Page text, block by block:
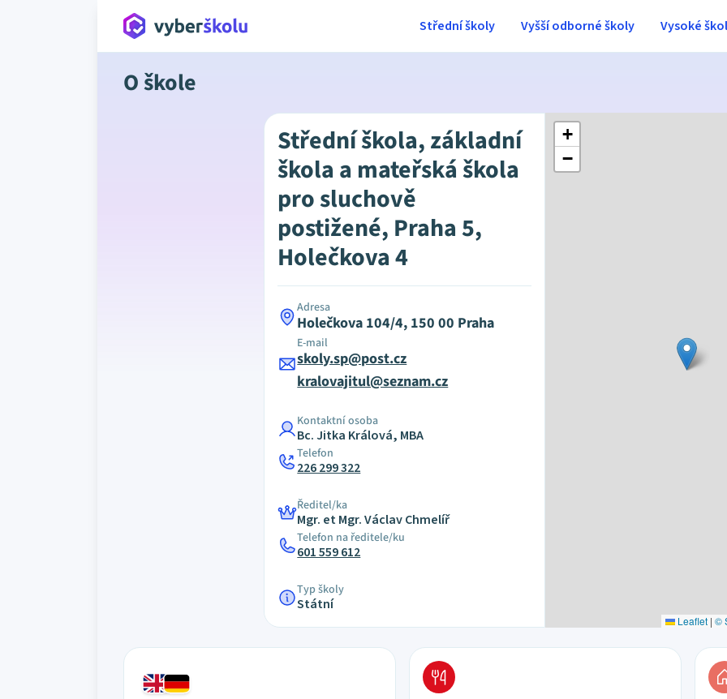
Střední školy Vyšší odborné školy Vysoké
O škole
Střední škola, základní
škola a mateřská škola
pro sluchově
postižené, Praha 5,
Holečkova 4
Adresa
Holečkova 104/4, 150 00 Praha
E-mail
skoly.sp@post.cz
kralovajitul@seznam.cz
Kontaktní osoba
Bc. Jitka Králová, MBA
Telefon
226 299 322
Ředitel/ka
Mgr. et Mgr. Václav Chmelíř
Telefon na ředitele/ku
601 559 612
Typ školy
Státní
+
−
Leaflet | ©